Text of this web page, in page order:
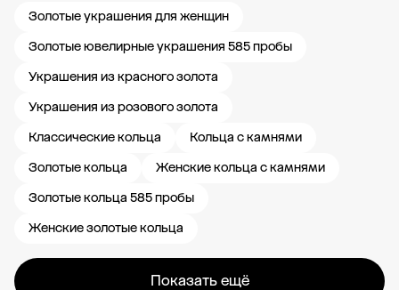
Золотые украшения для женщин
Золотые ювелирные украшения 585 пробы
Украшения из красного золота
Украшения из розового золота
Классические кольца
Кольца с камнями
Золотые кольца
Женские кольца с камнями
Золотые кольца 585 пробы
Женские золотые кольца
Показать ещё